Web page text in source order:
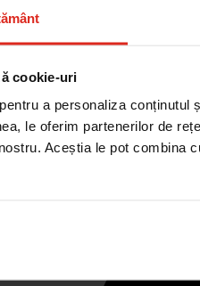
cookie-uri
a personaliza conținutul
le oferim partenerilor de
Aceștia le pot combina